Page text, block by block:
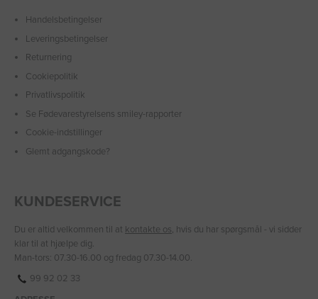
Handelsbetingelser
Leveringsbetingelser
Returnering
Cookiepolitik
Privatlivspolitik
Se Fødevarestyrelsens smiley-rapporter
Cookie-indstillinger
Glemt adgangskode?
KUNDESERVICE
Du er altid velkommen til at kontakte os, hvis du har spørgsmål - vi sidder
klar til at hjælpe dig.
Man-tors: 07.30-16.00 og fredag 07.30-14.00.
99 92 02 33